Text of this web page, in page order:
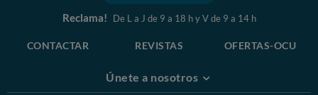
Reclama! De L a J de 9 a 18 h y V de 9 a 14 h
CONTACTAR REVISTAS OFERTAS-OCU
Únete a nosotros